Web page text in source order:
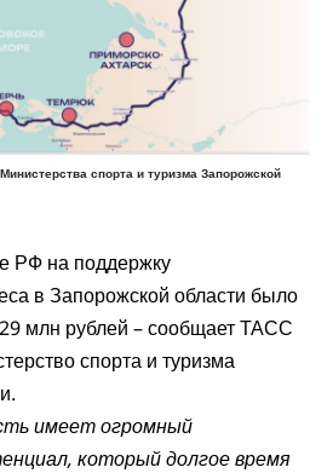
спорта и туризма Запорожской
РФ на поддержку
в Запорожской области было
млн рублей –сообщаетТАСС
спорта и туризма
имеет огромный
который долгое время